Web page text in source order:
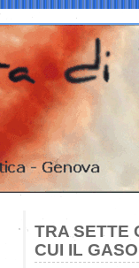
TRA SETTE
CUI IL